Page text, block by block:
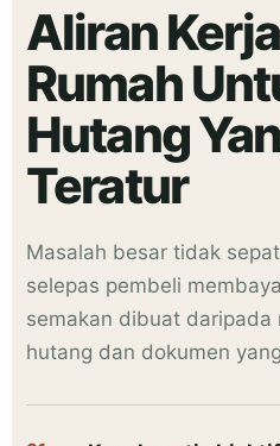
Aliran
Rumah
Hutang
Teratur
Masalah besar tidak
selepas pembeli
semakan dibuat daripada
hutang dan dokumen